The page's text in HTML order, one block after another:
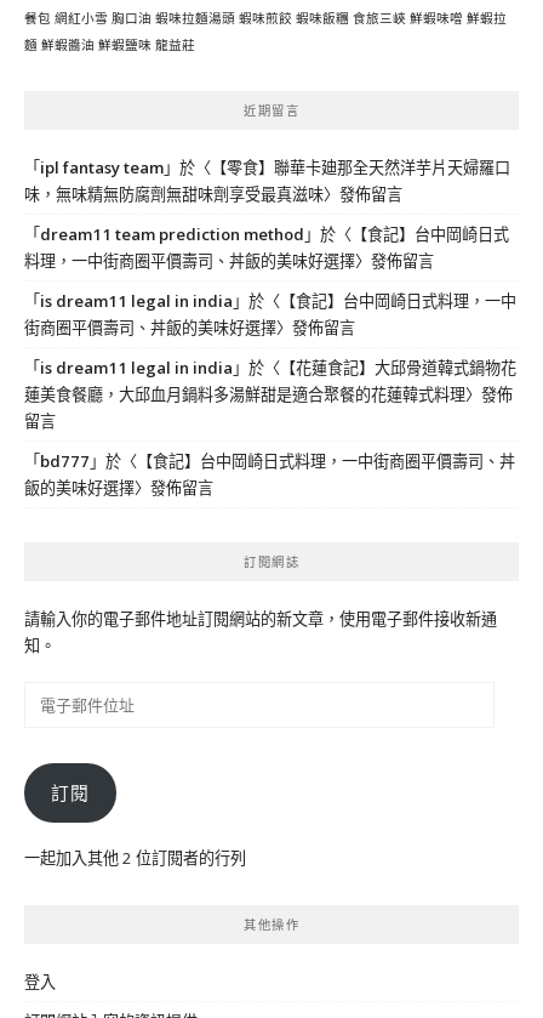
餐包 網紅小雪 胸口油 蝦味拉麵湯頭 蝦味煎餃 蝦味飯糰 食旅三峽 鮮蝦味噌 鮮蝦拉
麵 鮮蝦醬油 鮮蝦鹽味 龍益莊
近期留言
「ipl fantasy team」於〈 【零食】聯華卡廸那全天然洋芋片天婦羅口
味，無味精無防腐劑無甜味劑享受最真滋味〉發佈留言
「dream11 team prediction method 」於〈 【食記】台中岡崎日式
料理，一中街商圈平價壽司、丼飯的美味好選擇〉發佈留言
「is dream11 legal in india 」於〈 【食記】台中岡崎日式料理，一中
街商圈平價壽司、丼飯的美味好選擇〉發佈留言
「is dream11 legal in india 」於〈 【花蓮食記】大邱骨道韓式鍋物花
蓮美食餐廳，大邱血月鍋料多湯鮮甜是適合聚餐的花蓮韓式料理〉發佈
留言
「bd777 」於〈 【食記】台中岡崎日式料理，一中街商圈平價壽司、丼
飯的美味好選擇〉發佈留言
訂閱網誌
請輸入你的電子郵件地址訂閱網站的新文章，使用電子郵件接收新通
知。
件
位
訂閱
一起加入其他 2 位訂閱者的行列
其他操作
登入